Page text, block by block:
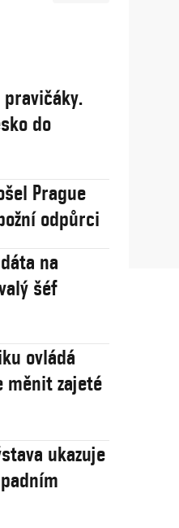
pravičáky.
do
Prague
odpůrci
na
šéf
ovládá
měnit zajeté
ukazuje